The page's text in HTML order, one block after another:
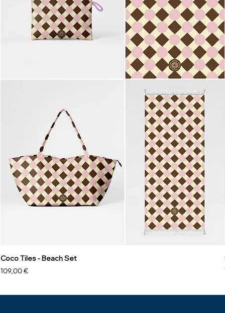
Coco Tiles - Beach Set
Prezzo
109,00 €